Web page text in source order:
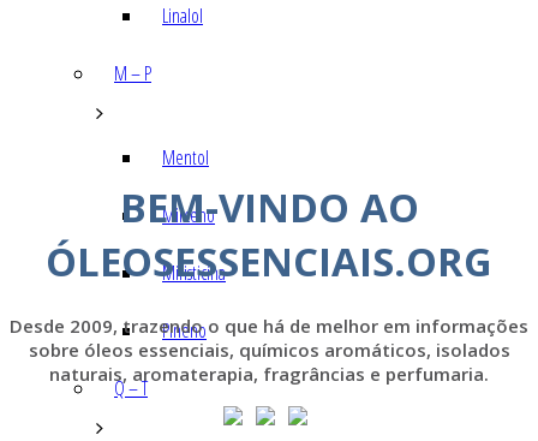
Linalol
M – P
Mentol
Mirceno
Miristicina
Pineno
Q – T
BEM-VINDO AO
ÓLEOSESSENCIAIS.ORG
Desde 2009, trazendo o que há de melhor em informações
sobre óleos essenciais, químicos aromáticos, isolados
naturais, aromaterapia, fragrâncias e perfumaria.